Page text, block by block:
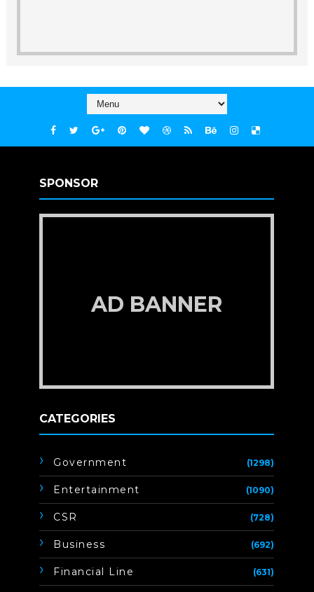
SPONSOR
AD BANNER
CATEGORIES
Government (1298)
Entertainment (1090)
CSR (728)
Business (692)
Financial Line (631)